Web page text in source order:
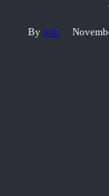
By info